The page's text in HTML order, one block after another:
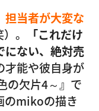
担当者が大変な
。
「これだけ
にない、絶対売
才能や彼自身が
の欠片4～』で
のmikoの描き